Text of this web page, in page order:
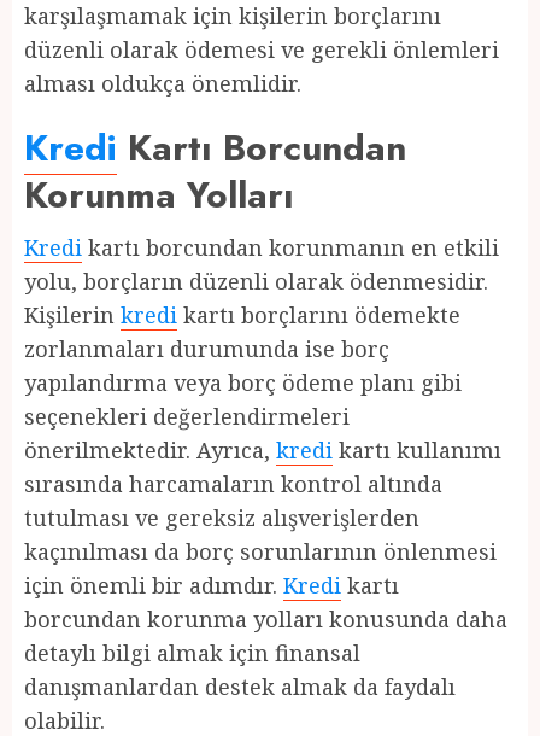
karşılaşmamak için kişilerin borçlarını
düzenli olarak ödemesi ve gerekli önlemleri
alması oldukça önemlidir.
Kredi Kartı Borcundan
Korunma Yolları
Kredi kartı borcundan korunmanın en etkili
yolu, borçların düzenli olarak ödenmesidir.
Kişilerin kredi kartı borçlarını ödemekte
zorlanmaları durumunda ise borç
yapılandırma veya borç ödeme planı gibi
seçenekleri değerlendirmeleri
önerilmektedir. Ayrıca, kredi kartı kullanımı
sırasında harcamaların kontrol altında
tutulması ve gereksiz alışverişlerden
kaçınılması da borç sorunlarının önlenmesi
için önemli bir adımdır. Kredi kartı
borcundan korunma yolları konusunda daha
detaylı bilgi almak için finansal
danışmanlardan destek almak da faydalı
olabilir.